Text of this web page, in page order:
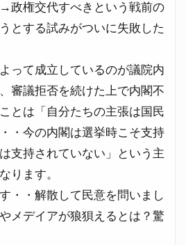
政権交代すべきという戦前の
とする試みがついに失敗した
って成立しているのが議院内
審議拒否を続けた上で内閣不
とは「自分たちの主張は国民
・今の内閣は選挙時こそ支持
支持されていない」という主
ります。
・・解散して民意を問いまし
メデイアが狼狽えるとは？驚